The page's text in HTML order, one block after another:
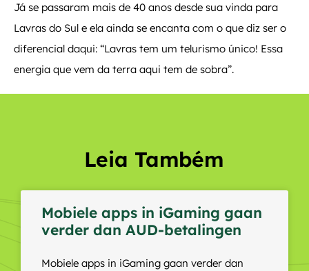
Já se passaram mais de 40 anos desde sua vinda para
Lavras do Sul e ela ainda se encanta com o que diz ser o
diferencial daqui: “Lavras tem um telurismo único! Essa
energia que vem da terra aqui tem de sobra”.
Leia Também
Mobiele apps in iGaming gaan
verder dan AUD-betalingen
Mobiele apps in iGaming gaan verder dan